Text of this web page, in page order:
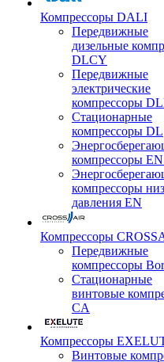
Компрессоры DALI
Передвижные
дизельные
DLCY
Передвижные
электрические
компрессоры
Стационарные
компрессоры DL
компрессоры
компрессоры
давления EN
Компрессоры
Передвижные
компрессоры
Стационарные
винтовые
CA
Компрессоры
Винтовые